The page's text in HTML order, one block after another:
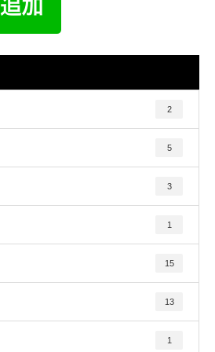
2
5
3
1
15
13
1